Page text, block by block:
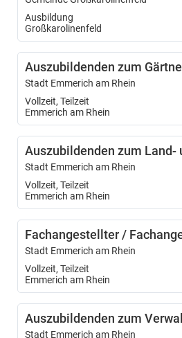
Ausbildung
Großkarolinenfeld
Stadt Emmerich am Rhein
Vollzeit, Teilzeit
Emmerich am Rhein
Stadt Emmerich am Rhein
Vollzeit, Teilzeit
Emmerich am Rhein
Stadt Emmerich am Rhein
Vollzeit, Teilzeit
Emmerich am Rhein
Stadt Emmerich am Rhein